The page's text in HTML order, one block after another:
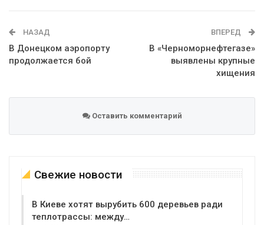
НАЗАД
В Донецком аэропорту
продолжается бой
ВПЕРЕД
В «Черноморнефтегазе»
выявлены крупные
хищения
Оставить комментарий
Свежие новости
В Киеве хотят вырубить 600 деревьев ради
теплотрассы: между…